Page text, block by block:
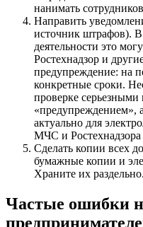
нанимать
Направить
источник штрафов). В
деятельности это
Ростехнадзор и
предупреждение: на
конкретные сроки.
проверке
«предупреждением»,
актуально для
МЧС и Ростехнадзора
Сделать копии всех
бумажные копии и
Храните их раздельно.
Частые ошибки